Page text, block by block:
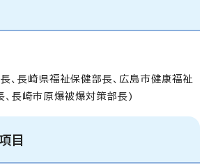
、長崎県福祉保健部長、広島市健康福祉
、長崎市原爆被爆対策部長)
目